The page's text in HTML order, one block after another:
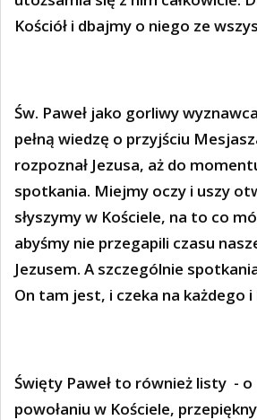
Kościół i dbajmy o niego ze
Św. Paweł jako gorliwy
pełną wiedzę o przyjściu
rozpoznał Jezusa, aż do
spotkania. Miejmy oczy i uszy
słyszymy w Kościele, na to co
abyśmy nie przegapili czasu
Jezusem. A szczególnie
On tam jest, i czeka na każdego i
Święty Paweł to również listy - o
powołaniu w Kościele,